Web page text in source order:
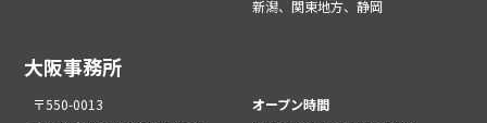
新潟、関東地方、静岡
大阪事務所
〒550-0013
オープン時間